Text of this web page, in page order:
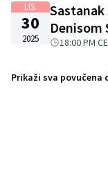
LIS.
30
2025
Denisom
18:00 PM
Prikaži sva povučena